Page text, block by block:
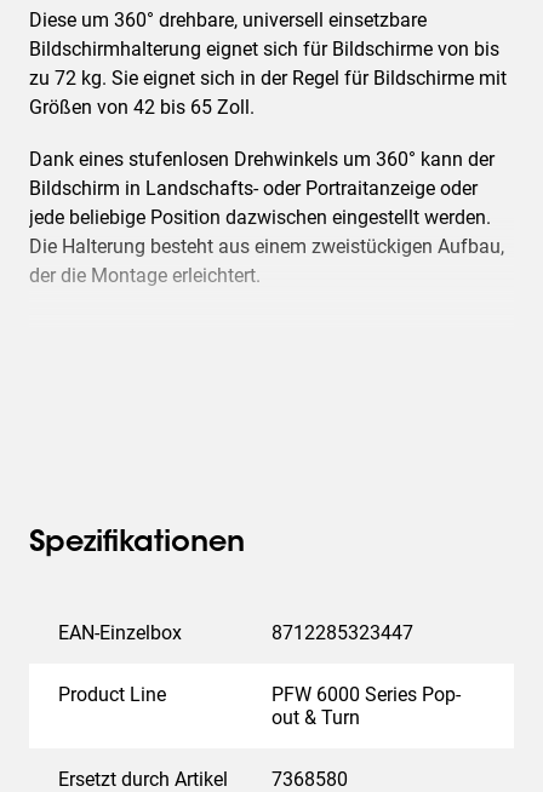
Diese um 360° drehbare, universell einsetzbare
Bildschirmhalterung eignet sich für Bildschirme von bis
zu 72 kg. Sie eignet sich in der Regel für Bildschirme mit
Größen von 42 bis 65 Zoll.
Dank eines stufenlosen Drehwinkels um 360° kann der
Bildschirm in Landschafts- oder Portraitanzeige oder
jede beliebige Position dazwischen eingestellt werden.
Die Halterung besteht aus einem zweistückigen Aufbau,
der die Montage erleichtert.
Spezifikationen
EAN-Einzelbox 8712285323447
Product Line
PFW 6000 Series Pop-
out & Turn
Ersetzt durch Artikel 7368580